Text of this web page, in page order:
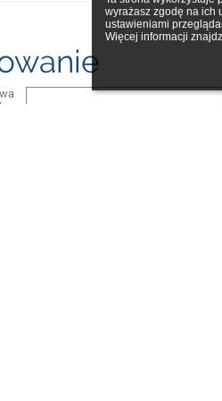
wyrażasz zgodę na ich
ustawieniami
Więcej informacji